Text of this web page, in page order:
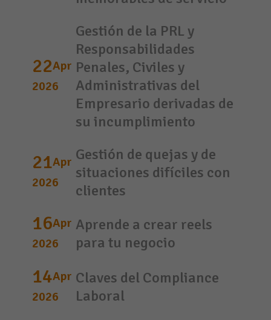
22Apr
2026
Gestión de la PRL y
Responsabilidades
Penales, Civiles y
Administrativas del
Empresario derivadas de
su incumplimiento
21Apr
2026
Gestión de quejas y de
situaciones difíciles con
clientes
16Apr
2026
Aprende a crear reels
para tu negocio
14Apr
2026
Claves del Compliance
Laboral